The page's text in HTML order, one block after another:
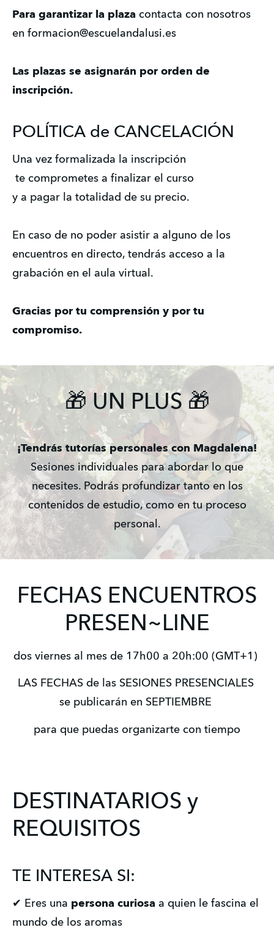
Para garantizar la plaza contacta con nosotros
en formacion@escuelandalusi.es
Las plazas se asignarán por orden de
inscripción.
POLÍTICA de CANCELACIÓN
Una vez formalizada la inscripción
te comprometes a finalizar el curso
y a pagar la totalidad de su precio.
En caso de no poder asistir a alguno de los
encuentros en directo, tendrás acceso a la
grabación en el aula virtual.
Gracias por tu comprensión y por tu
compromiso.
🎁 UN PLUS 🎁
¡Tendrás tutorías personales con Magdalena!
Sesiones individuales para abordar lo que
necesites. Podrás profundizar tanto en los
contenidos de estudio, como en tu proceso
personal.
FECHAS ENCUENTROS
PRESEN~LINE
dos viernes al mes de 17h00 a 20h:00 (GMT+1)
LAS FECHAS de las SESIONES PRESENCIALES
se publicarán en SEPTIEMBRE
para que puedas organizarte con tiempo
DESTINATARIOS y
REQUISITOS
TE INTERESA SI:
✔ Eres una persona curiosa a quien le fascina el
mundo de los aromas